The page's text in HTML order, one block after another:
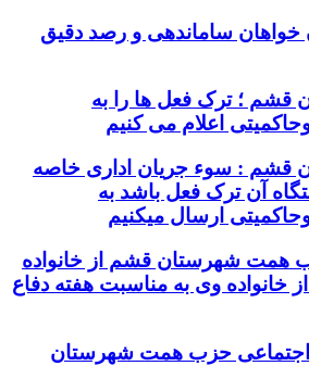
ساماندهی و رصد دقیق
؛ ترک فعل ها را به
اعلام می کنیم
: سوء جریان اداری خاصه
آن ترک فعل باشد به
ارسال میکنیم
همت شهرستان قشم از خانواده
خانواده وی به مناسبت هفته دفاع
اجتماعی حزب همت شهرستان